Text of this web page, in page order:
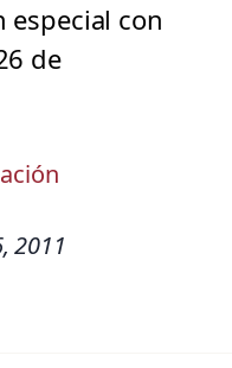
especial con
de
2011